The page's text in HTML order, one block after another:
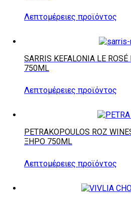
Λεπτομέρειες προϊόντος
SARRIS KEFALONIA LE ROSÉ
750ML
Λεπτομέρειες προϊόντος
PETRAKOPOULOS ROZ
ΞΗΡΌ 750ML
Λεπτομέρειες προϊόντος